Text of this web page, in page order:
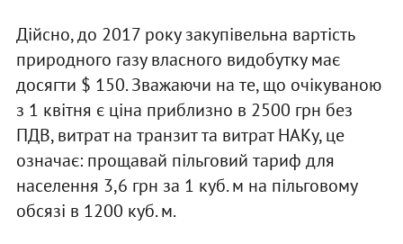
Дійсно, до 2017 року закупівельна вартість
природного газу власного видобутку має
досягти $ 150. Зважаючи на те, що очікуваною
з 1 квітня є ціна приблизно в 2500 грн без
ПДВ, витрат на транзит та витрат НАКу, це
означає: прощавай пільговий тариф для
населення 3,6 грн за 1 куб. м на пільговому
обсязі в 1200 куб. м.